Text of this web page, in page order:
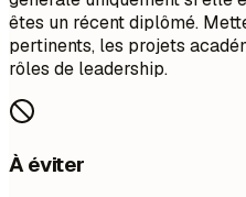
êtes un récent diplômé.
pertinents, les projets
rôles de leadership.
À éviter